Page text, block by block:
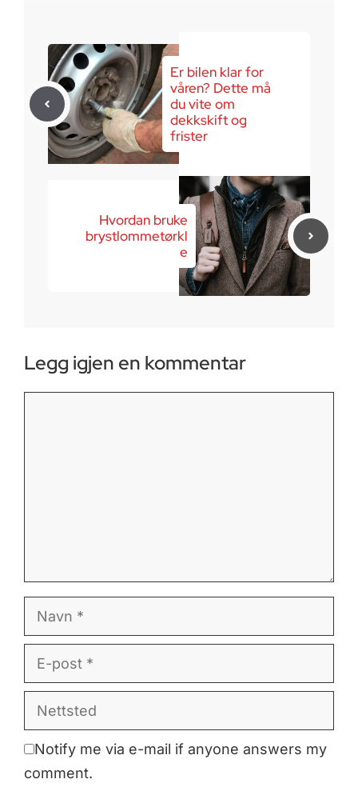
Er bilen klar for
våren? Dette må
du vite om
dekkskift og
frister
Hvordan bruke
brystlommetørkl
e
Legg igjen en kommentar
post
Notify me via e-mail if anyone answers my
comment.